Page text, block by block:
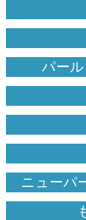
パー
ニューパ